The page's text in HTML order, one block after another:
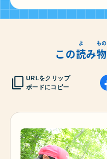
この読
よ
み物
もの
URLをクリップ
ボードにコピー